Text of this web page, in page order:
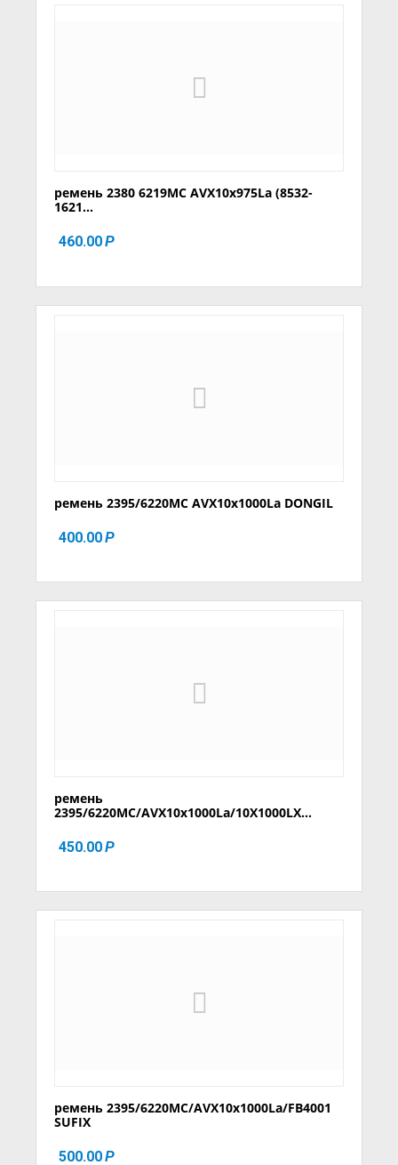
ремень 2380 6219MC AVX10x975La (8532-
1621...
460.00Р
ремень 2395/6220MC AVX10x1000La DONGIL
400.00Р
ремень
2395/6220MC/AVX10x1000La/10X1000LX...
450.00Р
ремень 2395/6220MC/AVX10x1000La/FB4001
SUFIX
500.00Р